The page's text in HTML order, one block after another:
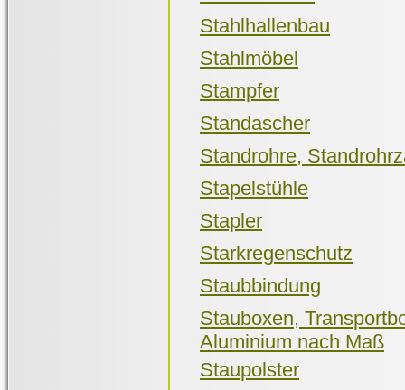
Stahlhallenbau
Stahlmöbel
Stampfer
Standascher
Standrohre,
Stapelstühle
Stapler
Starkregenschutz
Staubbindung
Stauboxen,
Aluminium nach Maß
Staupolster